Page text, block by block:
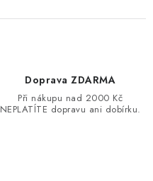
Doprava ZDARMA
Při nákupu nad 2000 Kč
NEPLATÍTE dopravu ani dobírku.